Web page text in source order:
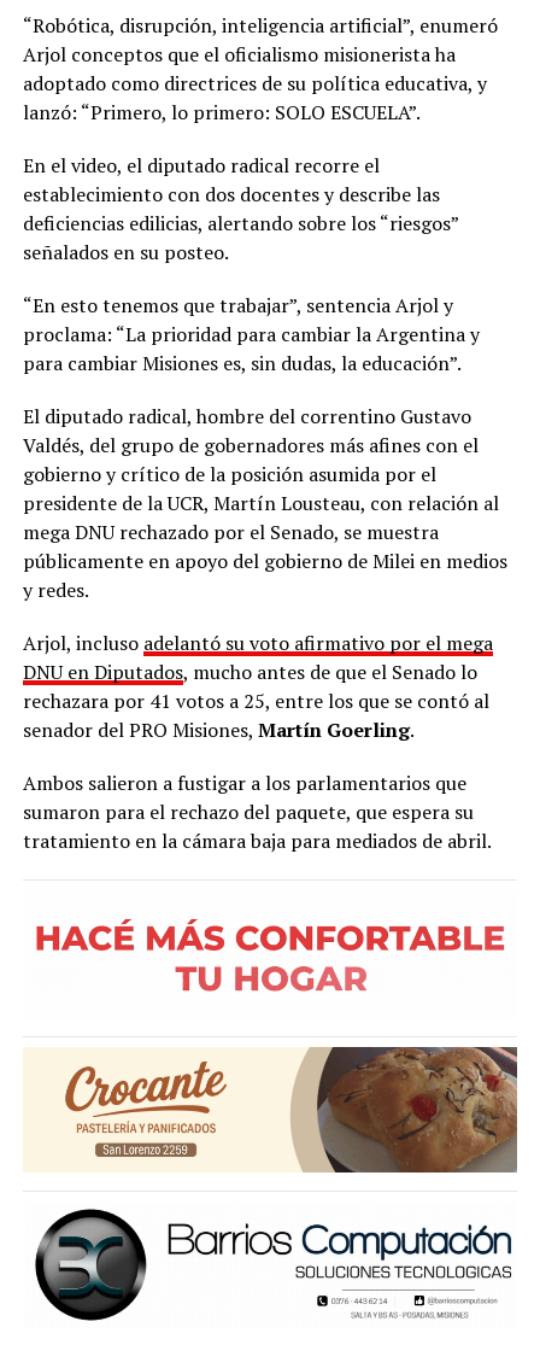
“Robótica, disrupción, inteligencia artificial”, enumeró
Arjol conceptos que el oficialismo misionerista ha
adoptado como directrices de su política educativa, y
lanzó: “Primero, lo primero: SOLO ESCUELA”.
En el video, el diputado radical recorre el
establecimiento con dos docentes y describe las
deficiencias edilicias, alertando sobre los “riesgos”
señalados en su posteo.
“En esto tenemos que trabajar”, sentencia Arjol y
proclama: “La prioridad para cambiar la Argentina y
para cambiar Misiones es, sin dudas, la educación”.
El diputado radical, hombre del correntino Gustavo
Valdés, del grupo de gobernadores más afines con el
gobierno y crítico de la posición asumida por el
presidente de la UCR, Martín Lousteau, con relación al
mega DNU rechazado por el Senado, se muestra
públicamente en apoyo del gobierno de Milei en medios
y redes.
Arjol, incluso adelantó su voto afirmativo por el mega
DNU en Diputados, mucho antes de que el Senado lo
rechazara por 41 votos a 25, entre los que se contó al
senador del PRO Misiones, Martín Goerling.
Ambos salieron a fustigar a los parlamentarios que
sumaron para el rechazo del paquete, que espera su
tratamiento en la cámara baja para mediados de abril.